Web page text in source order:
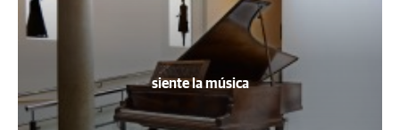
siente la música